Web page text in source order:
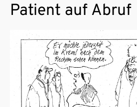
Patient auf Abruf